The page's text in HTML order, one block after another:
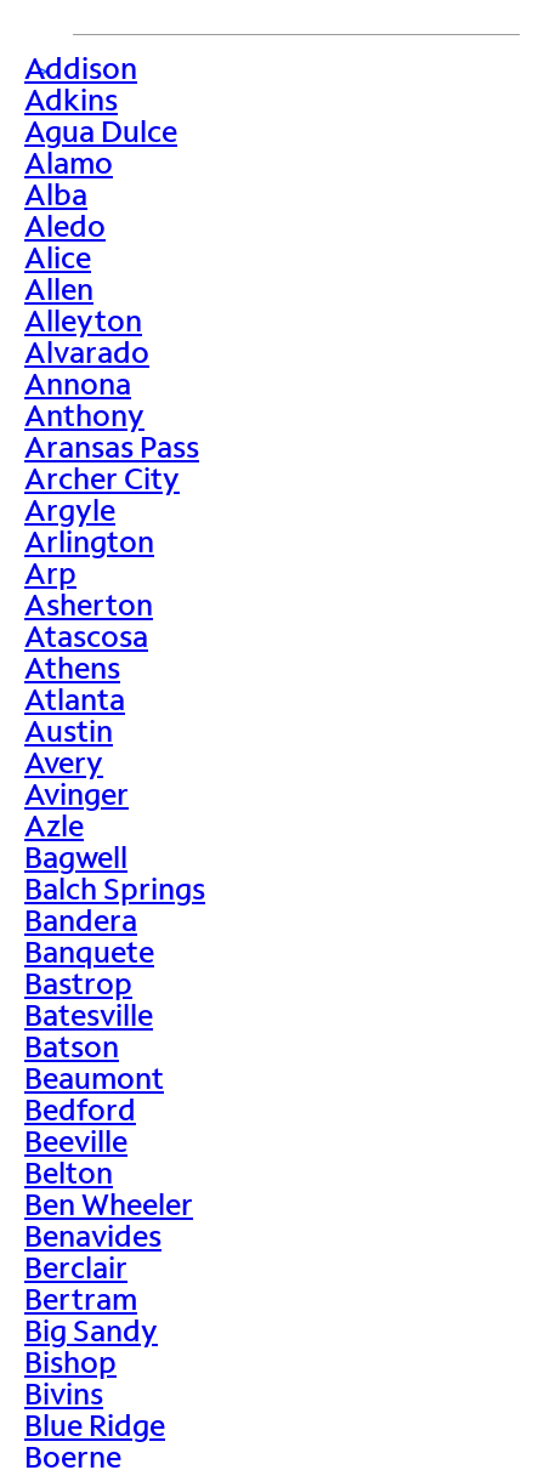
>
Addison
Adkins
Agua Dulce
Alamo
Alba
Aledo
Alice
Allen
Alleyton
Alvarado
Annona
Anthony
Aransas Pass
Archer City
Argyle
Arlington
Arp
Asherton
Atascosa
Athens
Atlanta
Austin
Avery
Avinger
Azle
Bagwell
Balch Springs
Bandera
Banquete
Bastrop
Batesville
Batson
Beaumont
Bedford
Beeville
Belton
Ben Wheeler
Benavides
Berclair
Bertram
Big Sandy
Bishop
Bivins
Blue Ridge
Boerne